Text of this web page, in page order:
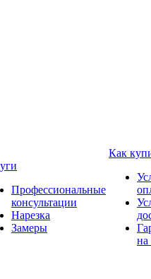
Профессиональные
консультации
Нарезка
Замеры
Как
на